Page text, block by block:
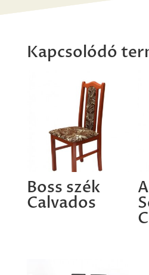
Kapcsolódó
Boss szék
Calvados